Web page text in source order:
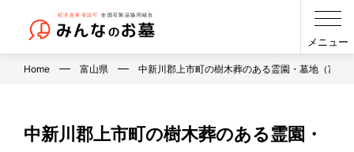
メニュー
Home 富山県 中新川郡上市町の樹木葬のある霊園・墓地（富山
中新川郡上市町の樹木葬のある霊園・